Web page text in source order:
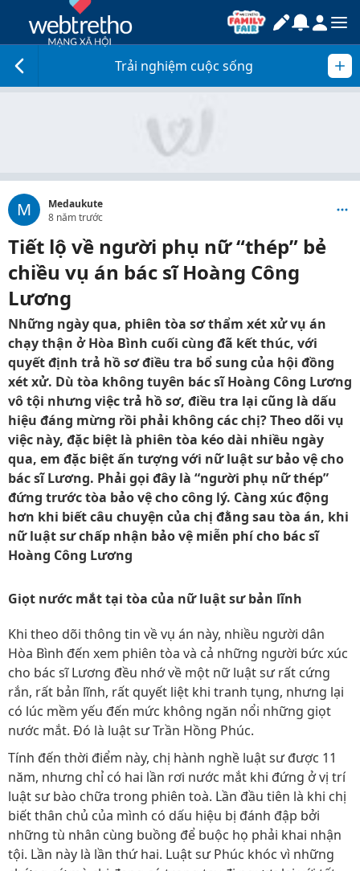
Trải nghiệm cuộc sống
M
Medaukute
8 năm trước
Tiết lộ về người phụ nữ “thép” bẻ
chiều vụ án bác sĩ Hoàng Công
Lương
Những ngày qua, phiên tòa sơ thẩm xét xử vụ án
chạy thận ở Hòa Bình cuối cùng đã kết thúc, với
quyết định trả hồ sơ điều tra bổ sung của hội đồng
xét xử. Dù tòa không tuyên bác sĩ Hoàng Công Lương
vô tội nhưng việc trả hồ sơ, điều tra lại cũng là dấu
hiệu đáng mừng rồi phải không các chị? Theo dõi vụ
việc này, đặc biệt là phiên tòa kéo dài nhiều ngày
qua, em đặc biệt ấn tượng với nữ luật sư bảo vệ cho
bác sĩ Lương. Phải gọi đây là “người phụ nữ thép”
đứng trước tòa bảo vệ cho công lý. Càng xúc động
hơn khi biết câu chuyện của chị đằng sau tòa án, khi
nữ luật sư chấp nhận bảo vệ miễn phí cho bác sĩ
Hoàng Công Lương
Giọt nước mắt tại tòa của nữ luật sư bản lĩnh
Khi theo dõi thông tin về vụ án này, nhiều người dân
Hòa Bình đến xem phiên tòa và cả những người bức xúc
cho bác sĩ Lương đều nhớ về một nữ luật sư rất cứng
rắn, rất bản lĩnh, rất quyết liệt khi tranh tụng, nhưng lại
có lúc mềm yếu đến mức không ngăn nổi những giọt
nước mắt. Đó là luật sư Trần Hồng Phúc.
Tính đến thời điểm này, chị hành nghề luật sư được 11
năm, nhưng chỉ có hai lần rơi nước mắt khi đứng ở vị trí
luật sư bào chữa trong phiên toà. Lần đầu tiên là khi chị
biết thân chủ của mình có dấu hiệu bị đánh đập bởi
những tù nhân cùng buồng để buộc họ phải khai nhận
tội. Lần này là lần thứ hai. Luật sư Phúc khóc vì những